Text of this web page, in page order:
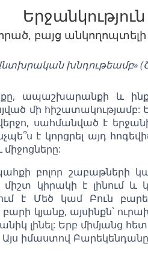
Երջանկություն
բայց անկողոպտելի
Անտխրական խնդութեամբ»
ապաշխարանքի և
մի հիշատակությամբ:
սահմանված է
է կորցրել այդ
բոլոր շաբաթների
կիրակի է լինում և
է Մեծ կամ Բուն
բարի կյանք, այսինքն`
լինել: Երբ միմյանց
Այս իմաստով